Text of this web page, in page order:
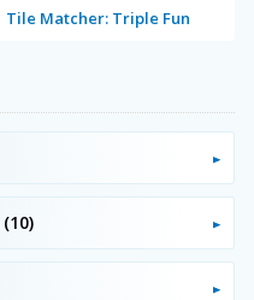
Tile Matcher: Triple Fun
(10)